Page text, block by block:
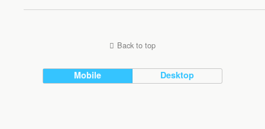
Back to top
Mobile Desktop